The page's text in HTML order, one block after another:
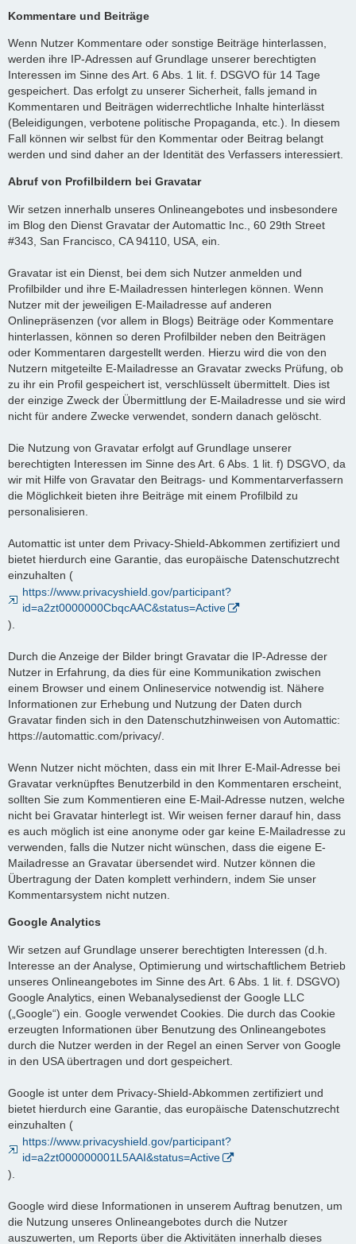
Kommentare und Beiträge
Wenn Nutzer Kommentare oder sonstige Beiträge hinterlassen,
werden ihre IP-Adressen auf Grundlage unserer berechtigten
Interessen im Sinne des Art. 6 Abs. 1 lit. f. DSGVO für 14 Tage
gespeichert. Das erfolgt zu unserer Sicherheit, falls jemand in
Kommentaren und Beiträgen widerrechtliche Inhalte hinterlässt
(Beleidigungen, verbotene politische Propaganda, etc.). In diesem
Fall können wir selbst für den Kommentar oder Beitrag belangt
werden und sind daher an der Identität des Verfassers interessiert.
Abruf von Profilbildern bei Gravatar
Wir setzen innerhalb unseres Onlineangebotes und insbesondere
im Blog den Dienst Gravatar der Automattic Inc., 60 29th Street
#343, San Francisco, CA 94110, USA, ein.
Gravatar ist ein Dienst, bei dem sich Nutzer anmelden und
Profilbilder und ihre E-Mailadressen hinterlegen können. Wenn
Nutzer mit der jeweiligen E-Mailadresse auf anderen
Onlinepräsenzen (vor allem in Blogs) Beiträge oder Kommentare
hinterlassen, können so deren Profilbilder neben den Beiträgen
oder Kommentaren dargestellt werden. Hierzu wird die von den
Nutzern mitgeteilte E-Mailadresse an Gravatar zwecks Prüfung, ob
zu ihr ein Profil gespeichert ist, verschlüsselt übermittelt. Dies ist
der einzige Zweck der Übermittlung der E-Mailadresse und sie wird
nicht für andere Zwecke verwendet, sondern danach gelöscht.
Die Nutzung von Gravatar erfolgt auf Grundlage unserer
berechtigten Interessen im Sinne des Art. 6 Abs. 1 lit. f) DSGVO, da
wir mit Hilfe von Gravatar den Beitrags- und Kommentarverfassern
die Möglichkeit bieten ihre Beiträge mit einem Profilbild zu
personalisieren.
Automattic ist unter dem Privacy-Shield-Abkommen zertifiziert und
bietet hierdurch eine Garantie, das europäische Datenschutzrecht
einzuhalten (
https://www.privacyshield.gov/participant?
id=a2zt0000000CbqcAAC&status=Active
).
Durch die Anzeige der Bilder bringt Gravatar die IP-Adresse der
Nutzer in Erfahrung, da dies für eine Kommunikation zwischen
einem Browser und einem Onlineservice notwendig ist. Nähere
Informationen zur Erhebung und Nutzung der Daten durch
Gravatar finden sich in den Datenschutzhinweisen von Automattic:
https://automattic.com/privacy/.
Wenn Nutzer nicht möchten, dass ein mit Ihrer E-Mail-Adresse bei
Gravatar verknüpftes Benutzerbild in den Kommentaren erscheint,
sollten Sie zum Kommentieren eine E-Mail-Adresse nutzen, welche
nicht bei Gravatar hinterlegt ist. Wir weisen ferner darauf hin, dass
es auch möglich ist eine anonyme oder gar keine E-Mailadresse zu
verwenden, falls die Nutzer nicht wünschen, dass die eigene E-
Mailadresse an Gravatar übersendet wird. Nutzer können die
Übertragung der Daten komplett verhindern, indem Sie unser
Kommentarsystem nicht nutzen.
Google Analytics
Wir setzen auf Grundlage unserer berechtigten Interessen (d.h.
Interesse an der Analyse, Optimierung und wirtschaftlichem Betrieb
unseres Onlineangebotes im Sinne des Art. 6 Abs. 1 lit. f. DSGVO)
Google Analytics, einen Webanalysedienst der Google LLC
(„Google“) ein. Google verwendet Cookies. Die durch das Cookie
erzeugten Informationen über Benutzung des Onlineangebotes
durch die Nutzer werden in der Regel an einen Server von Google
in den USA übertragen und dort gespeichert.
Google ist unter dem Privacy-Shield-Abkommen zertifiziert und
bietet hierdurch eine Garantie, das europäische Datenschutzrecht
einzuhalten (
https://www.privacyshield.gov/participant?
id=a2zt000000001L5AAI&status=Active
).
Google wird diese Informationen in unserem Auftrag benutzen, um
die Nutzung unseres Onlineangebotes durch die Nutzer
auszuwerten, um Reports über die Aktivitäten innerhalb dieses